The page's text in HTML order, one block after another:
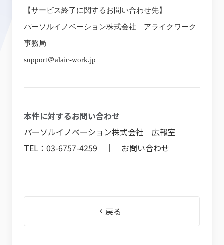
【サービス終了に関するお問い合わせ先】
パーソルイノベーション株式会社 アライクワーク
事務局
support＠alaic-work.jp
本件に対するお問い合わせ
パーソルイノベーション株式会社 広報室
TEL：03-6757-4259 ｜ お問い合わせ
戻る